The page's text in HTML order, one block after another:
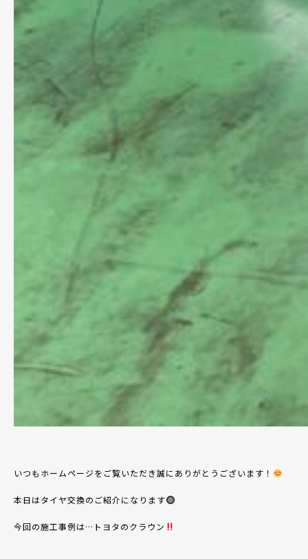
いつもホームページをご覧いただき誠にありがとうございます！
本日はタイヤ交換のご紹介になります
今回の施工事例は…トヨタのクラウン